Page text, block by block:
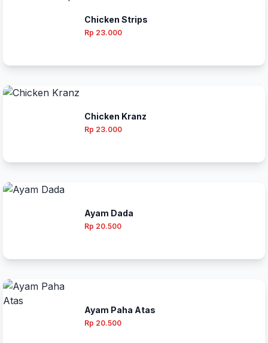
Chicken Strips
Rp 23.000
Chicken Kranz
Rp 23.000
Ayam Dada
Rp 20.500
Ayam Paha Atas
Rp 20.500